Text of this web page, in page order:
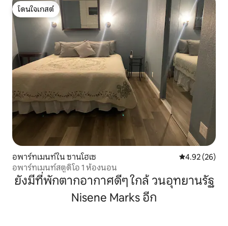
โดนใจเกสต์
โดนใจเกสต์
อพาร์ทเมนท์ใน ซานโฮเซ คะแนนเฉลี่ย
4.92 (26)
อพาร์ทเมนท์สตูดิโอ 1 ห้องนอน
ยังมีที่พักตากอากาศดีๆ ใกล้ วนอุทยานรัฐ
Nisene Marks อีก